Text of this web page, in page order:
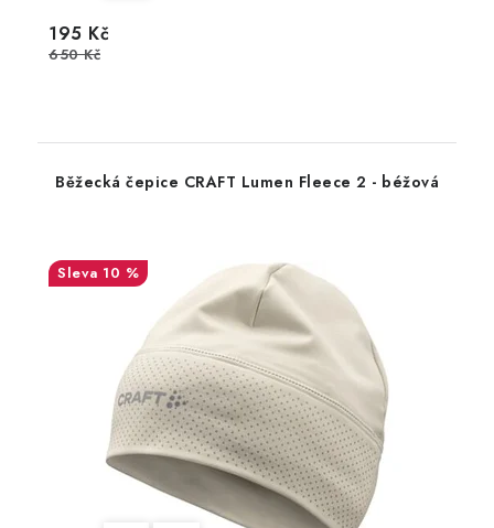
195 Kč
650 Kč
Běžecká čepice CRAFT Lumen Fleece 2 - béžová
10 %